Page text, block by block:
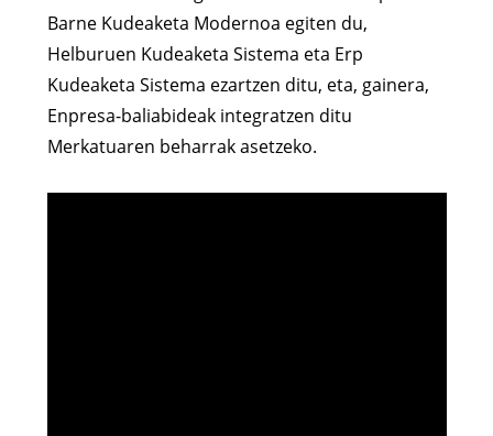
Barne Kudeaketa Modernoa egiten du,
Helburuen Kudeaketa Sistema eta Erp
Kudeaketa Sistema ezartzen ditu, eta, gainera,
Enpresa-baliabideak integratzen ditu
Merkatuaren beharrak asetzeko.